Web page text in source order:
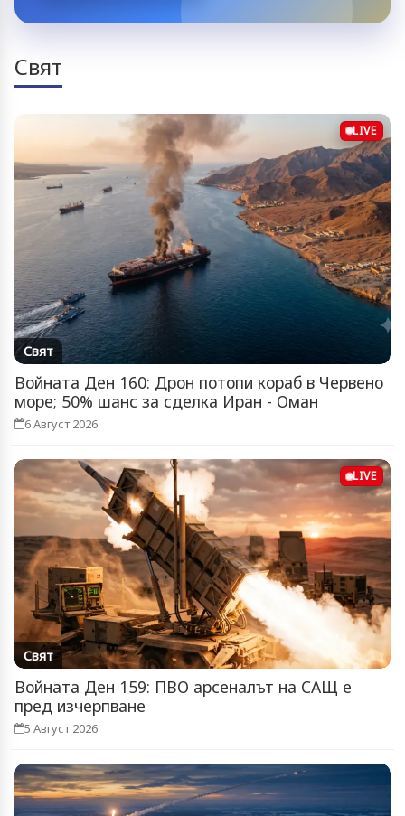
Свят
LIVE
Свят
Войната Ден 160: Дрон потопи кораб в Червено
море; 50% шанс за сделка Иран - Оман
6 Август 2026
LIVE
Свят
Войната Ден 159: ПВО арсеналът на САЩ е
пред изчерпване
5 Август 2026